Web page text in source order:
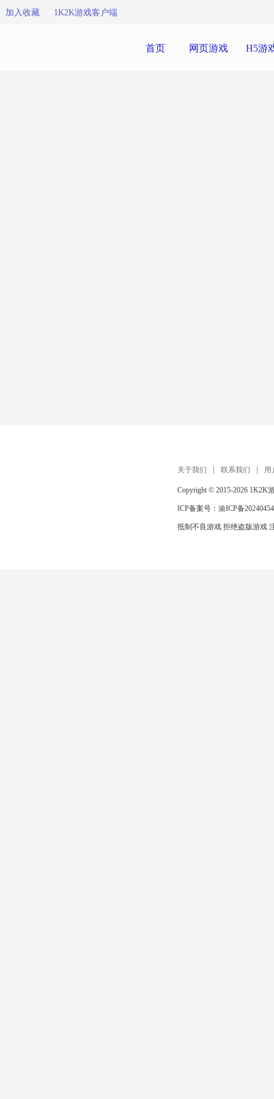
加入收藏 1K2K游戏客户端
首页 网页游戏 H5游
关于我们 联系我们 用
Copyright © 2015-2026 1K2K
ICP备案号： 渝ICP备
抵制不良游戏 拒绝盗版游戏